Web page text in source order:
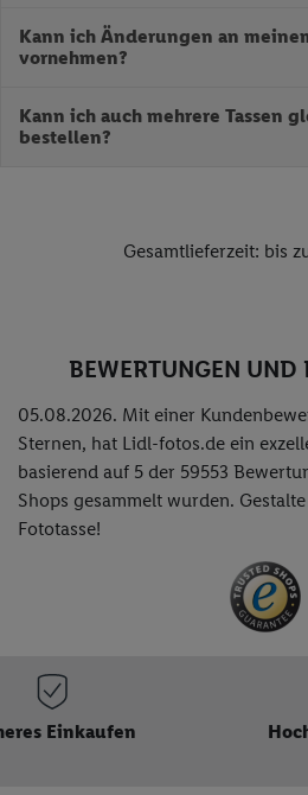
Kann ich Änderungen an
vornehmen?
kannst du einfach noch einmal
ganz bestimmt.
Kann ich auch mehrere Tassen
bestellen?
BEWERTUNGEN UND
05.08.2026. Mit einer
Sternen, hat Lidl-fotos.de ein
basierend auf 5 der 59553
Shops gesammelt wurden.
Fototasse!
Gesamtlieferzeit: bis
Einkaufen